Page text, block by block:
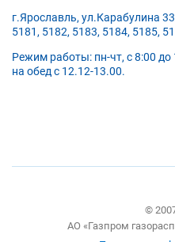
г.Ярославль, ул.Карабулина
5181, 5182, 5183, 5184, 5185,
Режим работы: пн-чт, с 8:00
на обед с 12.12-13.00.
©
АО «Газпром